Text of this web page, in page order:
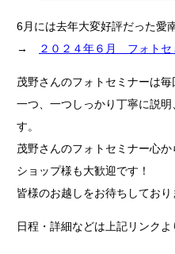
6月には去年大変好評だった愛
→
２０２４年６月 フォトセ
茂野さんのフォトセミナーは毎
一つ、一つしっかり丁寧に説
す。
茂野さんのフォトセミナー心か
ショップ様も大歓迎です！
皆様のお越しをお待ちしており
日程・詳細などは上記リンクよ